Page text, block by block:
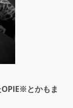
とかもま